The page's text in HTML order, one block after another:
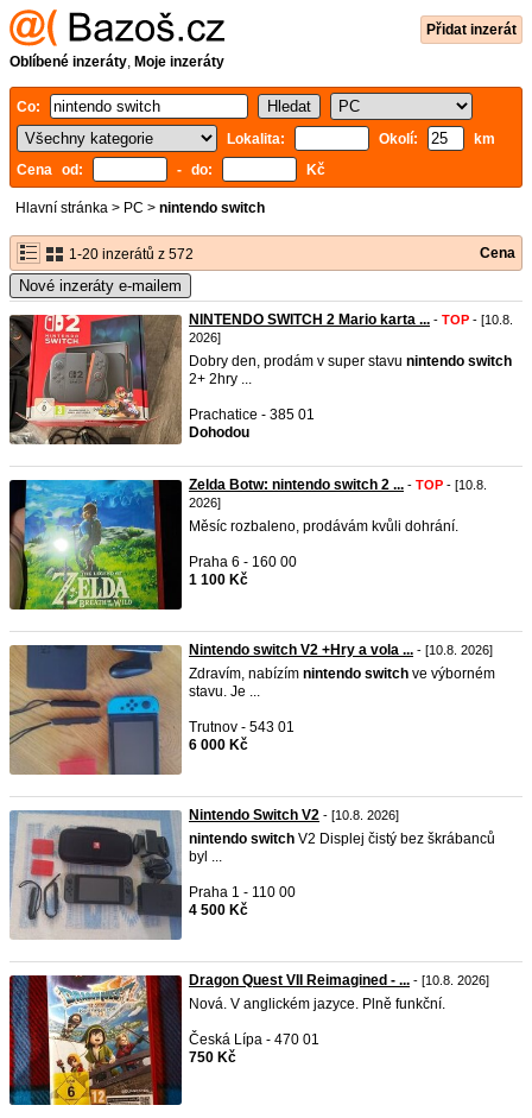
Přidat inzerát
Oblíbené inzeráty, Moje inzeráty
Co:
Lokalita:
Okolí:
km
Cena od:
- do: Kč
Hlavní stránka > PC > nintendo switch
1-20 inzerátů z 572 Cena
Nové inzeráty e-mailem
NINTENDO SWITCH 2 Mario karta ... - TOP - [10.8.
2026]
Dobry den, prodám v super stavu nintendo switch
2+ 2hry ...
Prachatice - 385 01
Dohodou
Zelda Botw: nintendo switch 2 ... - TOP - [10.8.
2026]
Měsíc rozbaleno, prodávám kvůli dohrání.
Praha 6 - 160 00
1 100 Kč
Nintendo switch V2 +Hry a vola ... - [10.8. 2026]
Zdravím, nabízím nintendo switch ve výborném
stavu. Je ...
Trutnov - 543 01
6 000 Kč
Nintendo Switch V2 - [10.8. 2026]
nintendo switch V2 Displej čistý bez škrábanců
byl ...
Praha 1 - 110 00
4 500 Kč
Dragon Quest VII Reimagined - ... - [10.8. 2026]
Nová. V anglickém jazyce. Plně funkční.
Česká Lípa - 470 01
750 Kč